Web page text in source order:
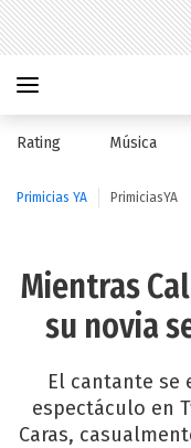
Rating Música
Primicias YA PrimiciasYA
Mientras
su novia
El cantante se
espectáculo en
Caras,